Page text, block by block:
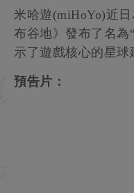
米哈遊(miHoYo)近
布谷地》發布了名為
示了遊戲核心的星球
預告片：